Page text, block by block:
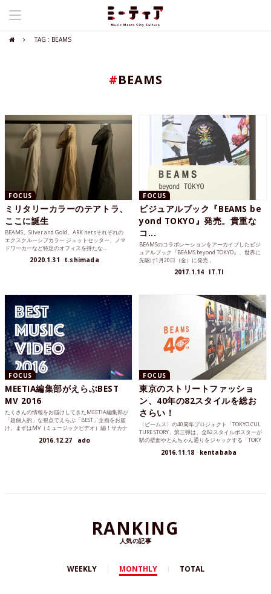
TAG : BEAMS
#BEAMS
FOCUS
ミリタリーカラーのテアトラ、
ここに誕生
BEAMS、Silver and Gold、ARK netsそれぞれの
エクスクルーシブカラー ジェットセッター、ノマ
ドワーカーなど特定のオフィスを持たな...
2020.1.31 t.shimada
FOCUS
ビジュアルブック『BEAMS be
yond TOKYO』発売。貴重な
コ...
BEAMSのコラボレーションをアーカイブしたビジ
ュアルブック『BEAMS beyond TOKYO』、世界に
先駆け1月20日（金）に発売.。
2017.1.14 IT.TI
FOCUS
MEETIA編集部がえらぶBEST
MV 2016
たくさんの情報をお届けしてきたMEETIA編集部が
「超個人的」な視点でえらぶ「BEST」企画をお届
け。まずはMV（ミュージックビデオ）編！サカナ
のあのMVまで！バラエティ豊かにお送りします！
2016.12.27 ado
FOCUS
東京のストリートファッショ
ン、40年の82スタイルを総お
さらい！
〈ビームス〉の40周年プロジェクト「TOKYO CUL
TURE STORY」第三弾は、全82スタイルポスターが
駅の壁面やとんちゃん通りをジャックする「TOKY
でみれるのは11月20日（日）までです！
2016.11.18 kentababa
RANKING
人気の記事
WEEKLY MONTHLY TOTAL